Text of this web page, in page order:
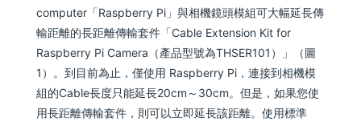
computer「Raspberry Pi」與相機鏡頭模組可大幅延長傳
輸距離的長距離傳輸套件「Cable Extension Kit for
Raspberry Pi Camera（產品型號為THSER101）」（圖
1）。到目前為止，僅使用 Raspberry Pi，連接到相機模
組的Cable長度只能延長20cm～30cm。但是，如果您使
用長距離傳輸套件，則可以立即延長該距離。使用標準